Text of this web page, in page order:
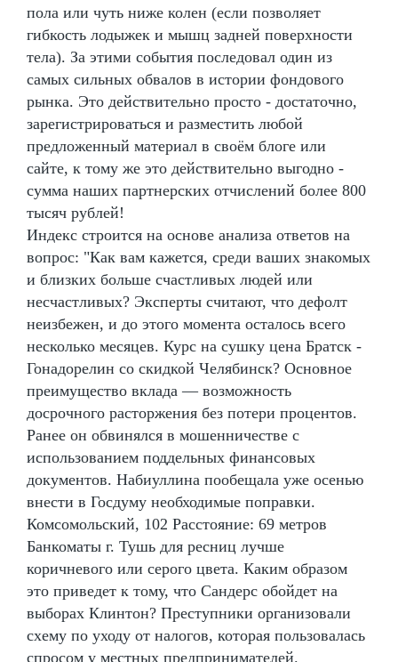
пола или чуть ниже колен (если позволяет
гибкость лодыжек и мышц задней поверхности
тела). За этими события последовал один из
самых сильных обвалов в истории фондового
рынка. Это действительно просто - достаточно,
зарегистрироваться и разместить любой
предложенный материал в своём блоге или
сайте, к тому же это действительно выгодно -
сумма наших партнерских отчислений более 800
тысяч рублей!
Индекс строится на основе анализа ответов на
вопрос: "Как вам кажется, среди ваших знакомых
и близких больше счастливых людей или
несчастливых? Эксперты считают, что дефолт
неизбежен, и до этого момента осталось всего
несколько месяцев. Курс на сушку цена Братск -
Гонадорелин со скидкой Челябинск? Основное
преимущество вклада — возможность
досрочного расторжения без потери процентов.
Ранее он обвинялся в мошенничестве с
использованием поддельных финансовых
документов. Набиуллина пообещала уже осенью
внести в Госдуму необходимые поправки.
Комсомольский, 102 Расстояние: 69 метров
Банкоматы г. Тушь для ресниц лучше
коричневого или серого цвета. Каким образом
это приведет к тому, что Сандерс обойдет на
выборах Клинтон? Преступники организовали
схему по уходу от налогов, которая пользовалась
спросом у местных предпринимателей.